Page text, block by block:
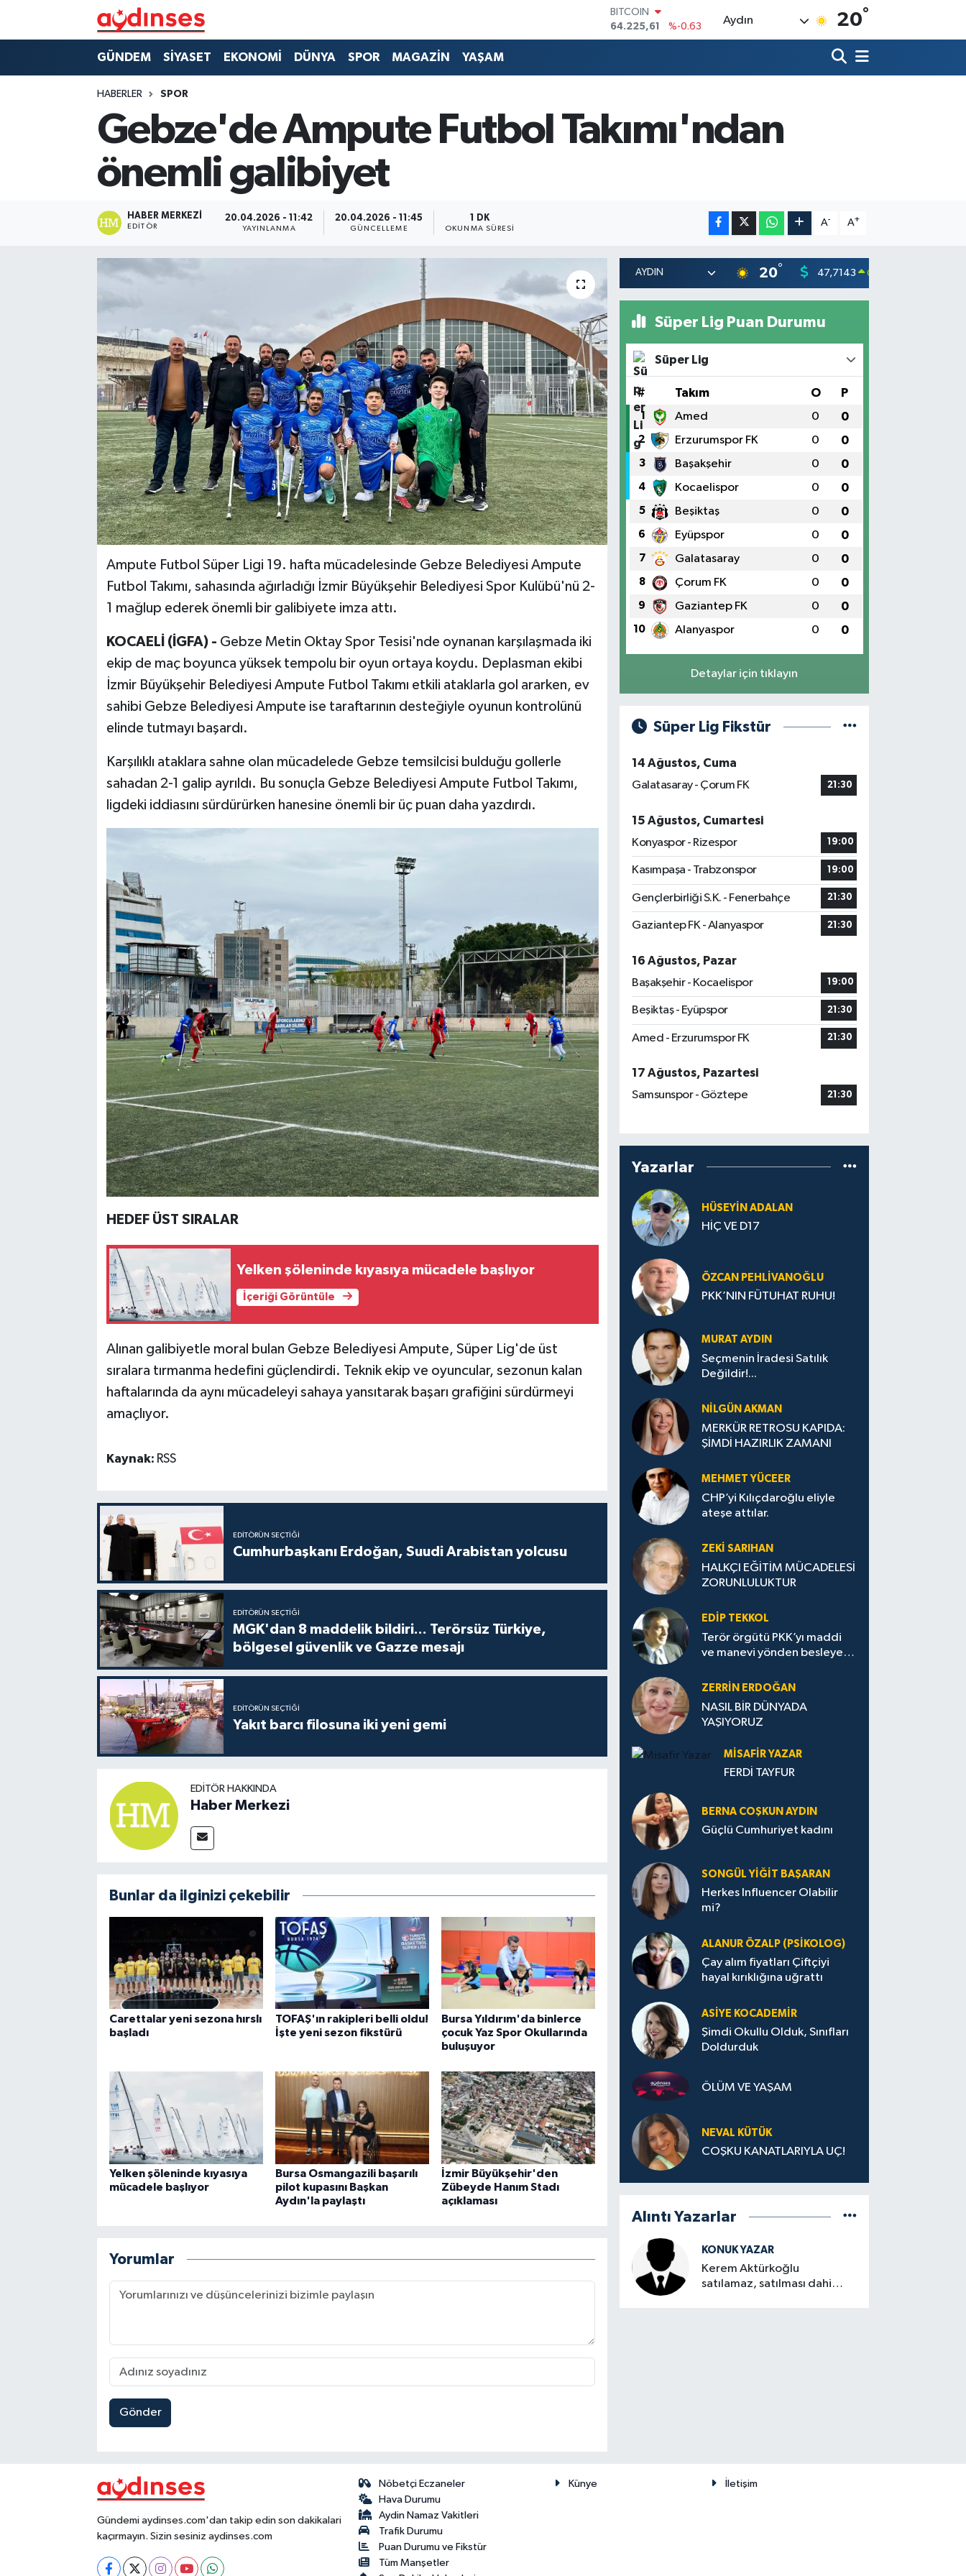
64.225,61
DOLAR
6574.81
%1.44
BİST100
Aydın 20°
GÜNDEM SİYASET EKONOMİ DÜNYA SPOR MAGAZİN YAŞAM
HABERLER SPOR
Gebze'de Ampute Futbol Takımı'ndan
önemli galibiyet
HABER MERKEZI
EDITÖR
20.04.2026 - 11:42
YAYINLANMA
20.04.2026 - 11:45
GÜNCELLEME
1 DK
OKUNMA SÜRESI
A- A+
Ampute Futbol Süper Ligi 19. hafta mücadelesinde Gebze Belediyesi Ampute
Futbol Takımı, sahasında ağırladığı İzmir Büyükşehir Belediyesi Spor Kulübü'nü 2-
1 mağlup ederek önemli bir galibiyete imza attı.
KOCAELİ (İGFA) - Gebze Metin Oktay Spor Tesisi'nde oynanan karşılaşmada iki
ekip de maç boyunca yüksek tempolu bir oyun ortaya koydu. Deplasman ekibi
İzmir Büyükşehir Belediyesi Ampute Futbol Takımı etkili ataklarla gol ararken, ev
sahibi Gebze Belediyesi Ampute ise taraftarının desteğiyle oyunun kontrolünü
elinde tutmayı başardı.
Karşılıklı ataklara sahne olan mücadelede Gebze temsilcisi bulduğu gollerle
sahadan 2-1 galip ayrıldı. Bu sonuçla Gebze Belediyesi Ampute Futbol Takımı,
ligdeki iddiasını sürdürürken hanesine önemli bir üç puan daha yazdırdı.
HEDEF ÜST SIRALAR
Yelken şöleninde kıyasıya mücadele başlıyor
İçeriği Görüntüle
Alınan galibiyetle moral bulan Gebze Belediyesi Ampute, Süper Lig'de üst
sıralara tırmanma hedefini güçlendirdi. Teknik ekip ve oyuncular, sezonun kalan
haftalarında da aynı mücadeleyi sahaya yansıtarak başarı grafiğini sürdürmeyi
amaçlıyor.
Kaynak: RSS
EDITÖRÜN SEÇTIĞI
Cumhurbaşkanı Erdoğan, Suudi Arabistan yolcusu
EDITÖRÜN SEÇTIĞI
MGK'dan 8 maddelik bildiri... Terörsüz Türkiye,
bölgesel güvenlik ve Gazze mesajı
EDITÖRÜN SEÇTIĞI
Yakıt barcı filosuna iki yeni gemi
EDITÖR HAKKINDA
Haber Merkezi
Bunlar da ilginizi çekebilir
Carettalar yeni sezona hırslı
başladı
TOFAŞ'ın rakipleri belli oldu!
İşte yeni sezon fikstürü
Bursa Yıldırım'da binlerce
çocuk Yaz Spor Okullarında
buluşuyor
Yelken şöleninde kıyasıya
mücadele başlıyor
Bursa Osmangazili başarılı
pilot kupasını Başkan
Aydın'la paylaştı
İzmir Büyükşehir'den
Zübeyde Hanım Stadı
açıklaması
Yorumlar
Gönder
20° 47,7143 0.16
Süper Lig Puan Durumu
Süper Lig
# Takım O P
1 Amed 0 0
2 Erzurumspor FK 0 0
3 Başakşehir 0 0
4 Kocaelispor 0 0
5 Beşiktaş 0 0
6 Eyüpspor 0 0
7 Galatasaray 0 0
8 Çorum FK 0 0
9 Gaziantep FK 0 0
10 Alanyaspor 0 0
Detaylar için tıklayın
Süper Lig Fikstür
14 Ağustos, Cuma
Galatasaray - Çorum FK
21:30
15 Ağustos, Cumartesi
Konyaspor - Rizespor
19:00
Kasımpaşa - Trabzonspor 19:00
Gençlerbirliği S.K. - Fenerbahçe 21:30
Gaziantep FK - Alanyaspor 21:30
16 Ağustos, Pazar
Başakşehir - Kocaelispor
19:00
Beşiktaş - Eyüpspor 21:30
Amed - Erzurumspor FK 21:30
17 Ağustos, Pazartesi
Samsunspor - Göztepe
21:30
Yazarlar
HÜSEYIN ADALAN
HİÇ VE D17
ÖZCAN PEHLIVANOĞLU
PKK’NIN FÜTUHAT RUHU!
MURAT AYDIN
Seçmenin İradesi Satılık
Değildir!...
NILGÜN AKMAN
MERKÜR RETROSU KAPIDA:
ŞİMDİ HAZIRLIK ZAMANI
MEHMET YÜCEER
CHP’yi Kılıçdaroğlu eliyle
ateşe attılar.
ZEKI SARIHAN
HALKÇI EĞİTİM MÜCADELESİ
ZORUNLULUKTUR
EDIP TEKKOL
Terör örgütü PKK’yı maddi
ve manevi yönden besleyen
ZERRIN ERDOĞAN
NASIL BİR DÜNYADA
YAŞIYORUZ
MISAFIR YAZAR
FERDİ TAYFUR
BERNA COŞKUN AYDIN
Güçlü Cumhuriyet kadını
SONGÜL YIĞIT BAŞARAN
Herkes Influencer Olabilir
mi?
ALANUR ÖZALP (PSIKOLOG)
Çay alım fiyatları Çiftçiyi
hayal kırıklığına uğrattı
ASIYE KOCADEMİR
Şimdi Okullu Olduk, Sınıfları
Doldurduk
ÖLÜM VE YAŞAM
NEVAL KÜTÜK
COŞKU KANATLARIYLA UÇ!
Alıntı Yazarlar
KONUK YAZAR
Kerem Aktürkoğlu
satılamaz, satılması dahi
Gündemi aydinses.com'dan takip edin son dakikalari
kaçırmayın. Sizin sesiniz aydinses.com
Nöbetçi Eczaneler
Hava Durumu
Aydin Namaz Vakitleri
Trafik Durumu
Puan Durumu ve Fikstür
Tüm Manşetler
Künye İletişim
EKONOMİ
Nöbetçi Eczaneler
Hava Durumu
Aydin Namaz Vakitleri
Trafik Durumu
Tüm Manşetler
Son Dakika Haberleri
Haber Arşivi